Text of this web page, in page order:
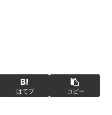
はてブ コピー